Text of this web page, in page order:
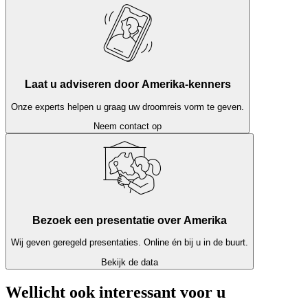
America werkt samen met verschillende kleinschalige aanbieders
van activiteiten, die u kennis kunnen laten maken met de stad op een
Laat u adviseren door Amerika-kenners
Onze experts helpen u graag uw droomreis vorm te geven.
Neem contact op
Bezoek een presentatie over Amerika
Wij geven geregeld presentaties. Online én bij u in de buurt.
Bekijk de data
Wellicht ook interessant voor u